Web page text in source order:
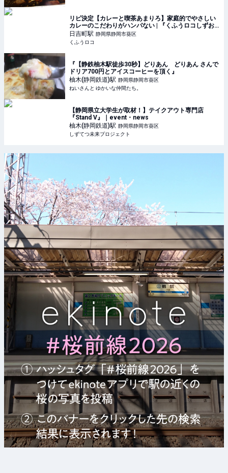
リピ決定【カレーと喫茶あまりろ】家庭的でやさしい
カレーのこだわりがハンパない | 『くふうロコしずお
か』静岡の暮らしを便利に・楽しく
日吉町駅 静岡県静岡市葵区
くふうロコ
『【静鉄柚木駅徒歩30秒】どりあん どりあん さんで
ドリア700円とアイスコーヒーを頂く』
柚木(静岡鉄道)駅 静岡県静岡市葵区
ねいさんと ゆかいな仲間たち。
【静岡県立大学生が取材！】テイクアウト専門店
『Stand V』｜event・news
柚木(静岡鉄道)駅 静岡県静岡市葵区
しずてつ未来プロジェクト